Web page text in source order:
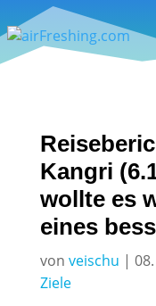
Kangri
wollte es
eines
von veischu |
Ziele